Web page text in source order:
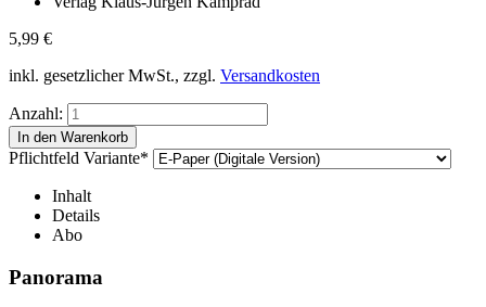
5,99 €
inkl. gesetzlicher MwSt., zzgl. Versandkosten
Anzahl:
Pflichtfeld Variante*
Inhalt
Details
Abo
Panorama